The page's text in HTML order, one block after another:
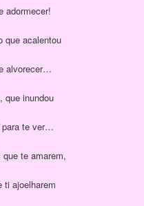
adormecer!
que acalentou
alvorecer…
que inundou
para te ver…
te amarem,
ti ajoelharem